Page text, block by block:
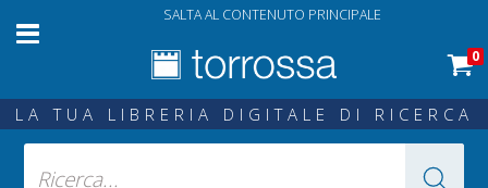
SALTA AL CONTENUTO PRINCIPALE
0
LA TUA LIBRERIA DIGITALE DI RICERCA